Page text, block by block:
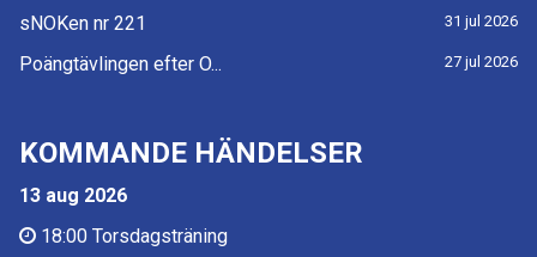
sNOKen nr 221 31 jul 2026
Poängtävlingen efter O... 27 jul 2026
KOMMANDE HÄNDELSER
13 aug 2026
18:00 Torsdagsträning